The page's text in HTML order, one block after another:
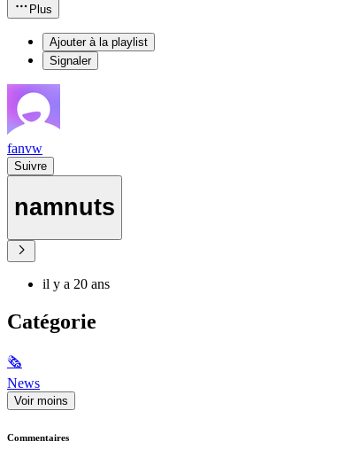
Plus
Ajouter à la playlist
Signaler
fanvw
Suivre
namnuts
il y a 20 ans
Catégorie
🗞
News
Voir moins
Commentaires